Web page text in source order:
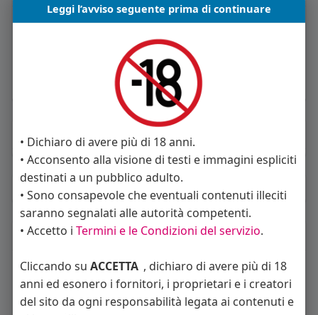
0post
(0)
Seguiti(6)
Leggi l’avviso seguente prima di continuare
• Dichiaro di avere più di 18 anni.
• Acconsento alla visione di testi e immagini espliciti
destinati a un pubblico adulto.
• Sono consapevole che eventuali contenuti illeciti
saranno segnalati alle autorità competenti.
• Accetto i Termini e le Condizioni del servizio.
Cliccando su ACCETTA , dichiaro di avere più di 18
anni ed esonero i fornitori, i proprietari e i creatori
del sito da ogni responsabilità legata ai contenuti e